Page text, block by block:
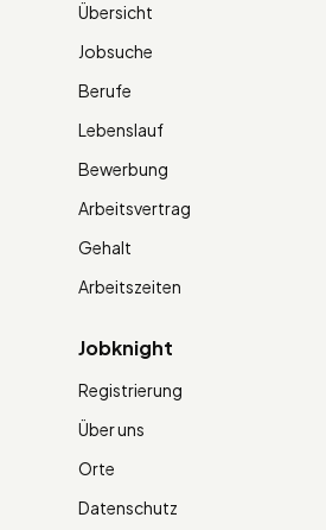
Übersicht
Jobsuche
Berufe
Lebenslauf
Bewerbung
Arbeitsvertrag
Gehalt
Arbeitszeiten
Jobknight
Registrierung
Über uns
Orte
Datenschutz